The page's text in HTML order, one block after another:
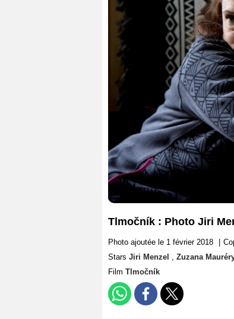
Tlmočník : Photo Jiri
Photo ajoutée le 1 février 2018
Stars Jiri Menzel , Zuzana
Film Tlmočník